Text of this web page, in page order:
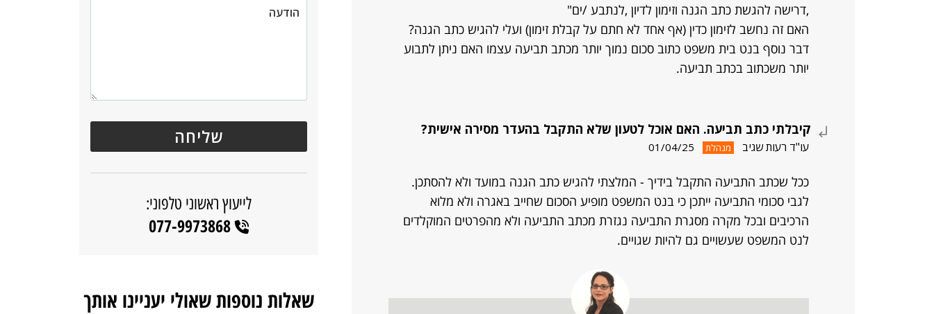
,דרישה להגשת כתב הגנה וזימון לדיון ,לנתבע /ים"
האם זה נחשב לזימון כדין (אף אחד לא חתם על קבלת זימון) ועלי להגיש כתב הגנה?
דבר נוסף בנט בית משפט כתוב סכום נמוך יותר מכתב תביעה עצמו האם ניתן לתבוע
יותר משכתוב בכתב תביעה.
קיבלתי כתב תביעה. האם אוכל לטעון שלא התקבל בהעדר מסירה אישית?
עו"ד רעות שגיב מנהלת 01/04/25
ככל שכתב התביעה התקבל בידיך - המלצתי להגיש כתב הגנה במועד ולא להסתכן.
לגבי סכומי התביעה ייתכן כי בנט המשפט מופיע הסכום שחייב באגרה ולא מלוא
הרכיבים ובכל מקרה מסגרת התביעה נגזרת מכתב התביעה ולא מהפרטים המוקלדים
לנט המשפט שעשויים גם להיות שגויים.
לייעוץ ראשוני טלפוני:
077-9973868
שאלות נוספות שאולי יעניינו אותך